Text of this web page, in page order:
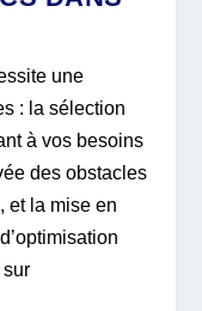
une
: la sélection
à vos besoins
des obstacles
et la mise en
sur